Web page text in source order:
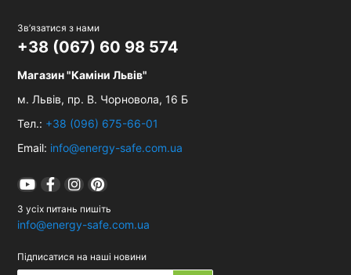
Зв’язатися з нами
+38 (067) 60 98 574
Магазин "Каміни Львів"
м. Львів, пр. В. Чорновола, 16 Б
Тел.: +38 (096) 675-66-01
Email: info@energy-safe.com.ua
З усіх питань пишіть
info@energy-safe.com.ua
Підписатися на наші новини